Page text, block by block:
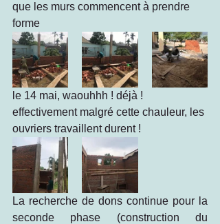
que les murs commencent à prendre
forme
le 14 mai, waouhhh ! déjà !
effectivement malgré cette chauleur, les
ouvriers travaillent durent !
La recherche de dons continue pour la
seconde phase (construction du